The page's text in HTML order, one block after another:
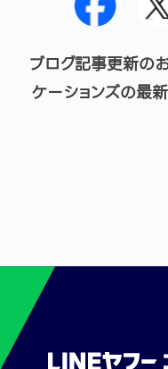
ブログ記事更新の
ケーションズの最